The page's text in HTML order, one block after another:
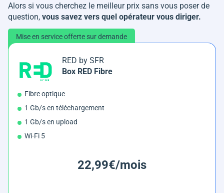
Alors si vous cherchez le meilleur prix sans vous poser de
question, vous savez vers quel opérateur vous diriger.
Mise en service offerte sur demande
RED by SFR
Box RED Fibre
Fibre optique
1 Gb/s en téléchargement
1 Gb/s en upload
Wi-Fi 5
22,99€/mois